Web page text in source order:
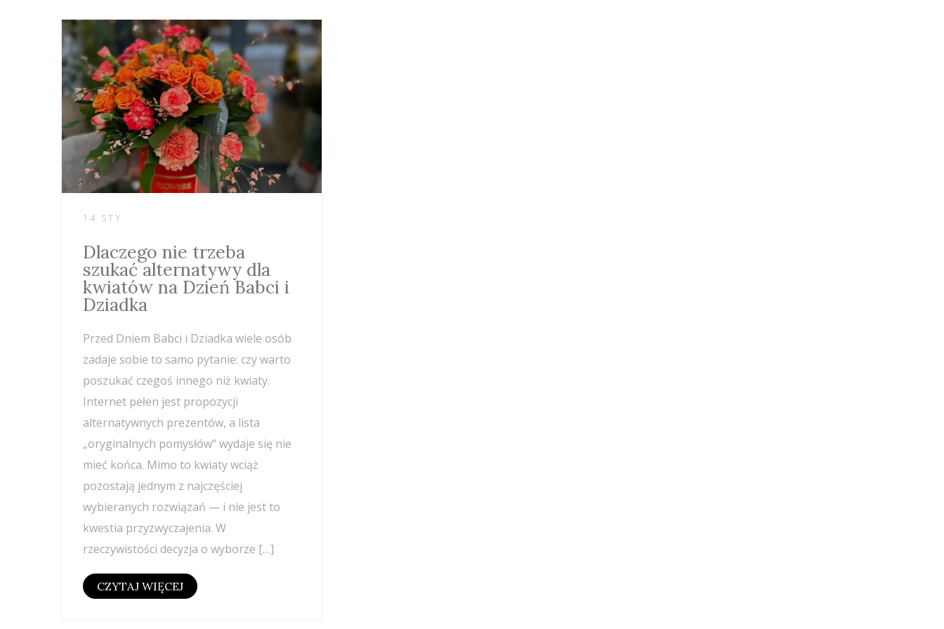
14 STY
Dlaczego nie trzeba
szukać alternatywy dla
kwiatów na Dzień Babci i
Dziadka
Przed Dniem Babci i Dziadka wiele osób
zadaje sobie to samo pytanie: czy warto
poszukać czegoś innego niż kwiaty.
Internet pełen jest propozycji
alternatywnych prezentów, a lista
„oryginalnych pomysłów” wydaje się nie
mieć końca. Mimo to kwiaty wciąż
pozostają jednym z najczęściej
wybieranych rozwiązań — i nie jest to
kwestia przyzwyczajenia. W
rzeczywistości decyzja o wyborze […]
CZYTAJ WIĘCEJ